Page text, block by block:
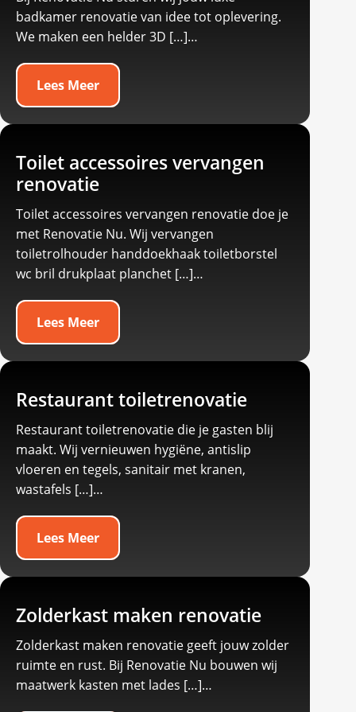
badkamer renovatie van idee tot oplevering.​
We maken een helder 3D […]…
Lees Meer
Toilet accessoires vervangen
renovatie
Toilet accessoires vervangen renovatie doe je
met Renovatie Nu.​ Wij vervangen
toiletrolhouder handdoekhaak toiletborstel
wc bril drukplaat planchet […]…
Lees Meer
Restaurant toiletrenovatie
Restaurant toiletrenovatie die je gasten blij
maakt.​ Wij vernieuwen hygiëne, antislip
vloeren en tegels, sanitair met kranen,
wastafels […]…
Lees Meer
Zolderkast maken renovatie
Zolderkast maken renovatie geeft jouw zolder
ruimte en rust.​ Bij Renovatie Nu bouwen wij
maatwerk kasten met lades […]…